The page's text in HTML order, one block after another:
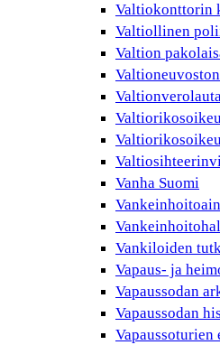
Valtiokonttorin
Valtiollinen
Valtion
Vanha Suomi
Vankiloiden
Vapaus- ja
Vapaussodan
Vapaussodan
Vapaussoturien